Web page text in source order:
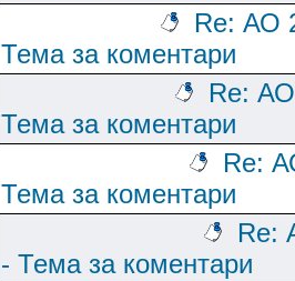
Re: АО
Тема за коментари
Re:
Тема за коментари
Re:
Тема за коментари
Re:
- Тема за коментари